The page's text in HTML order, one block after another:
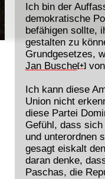
Ich bin der
demokratische
befähigen sollte,
gestalten zu
Grundgesetzes,
Jan Busche[+]von
Ich kann diese
Union nicht
diese Partei
Gefühl, dass
und unterordnen
gesagt eiskalt
daran denke,
Paschas, die